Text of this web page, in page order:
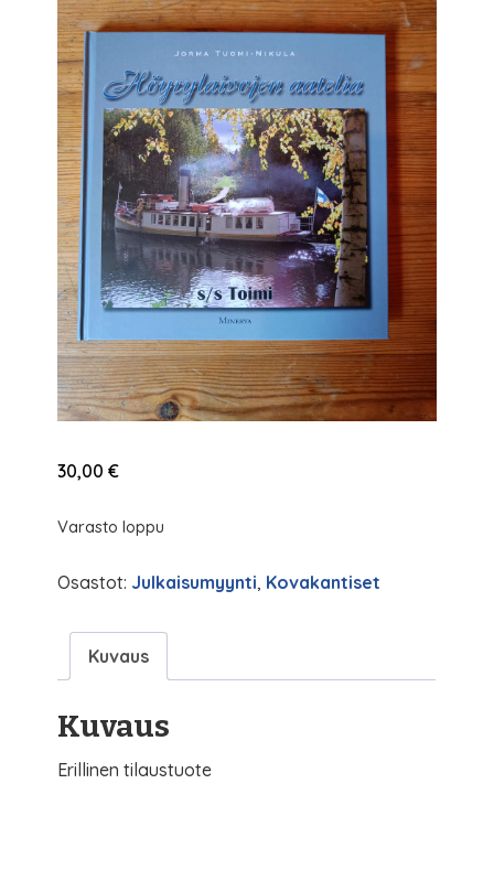
30,00€
Varasto loppu
Osastot: Julkaisumyynti, Kovakantiset
Kuvaus
Kuvaus
Erillinen tilaustuote